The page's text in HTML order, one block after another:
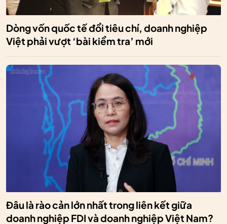
Dòng vốn quốc tế đổi tiêu chí, doanh nghiệp
Việt phải vượt ‘bài kiểm tra’ mới
Đâu là rào cản lớn nhất trong liên kết giữa
doanh nghiệp FDI và doanh nghiệp Việt Nam?